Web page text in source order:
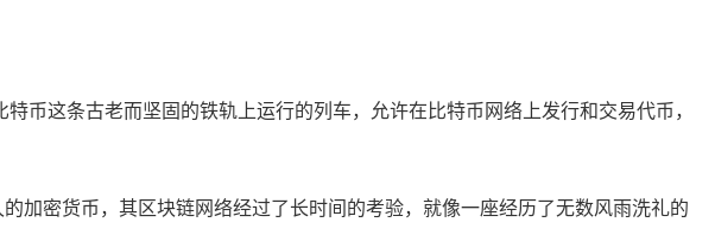
币这条古老而坚固的铁轨上运行的列车，允许在比特币网络上发行和交易代币，
加密货币，其区块链网络经过了长时间的考验，就像一座经历了无数风雨洗礼的